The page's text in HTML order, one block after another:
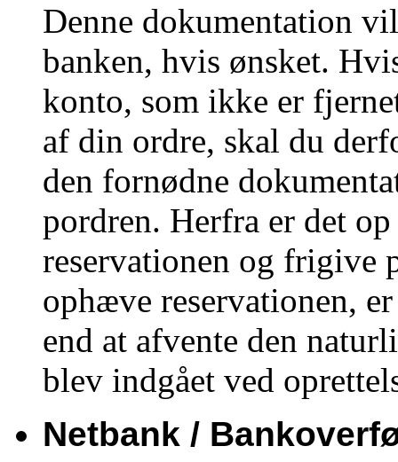
Denne dokumentation
banken, hvis ønsket.
konto, som ikke er
af din ordre, skal du
den fornødne
pordren. Herfra er det
reservationen og frigive
ophæve reservationen,
end at afvente den
blev indgået ved
Netbank /